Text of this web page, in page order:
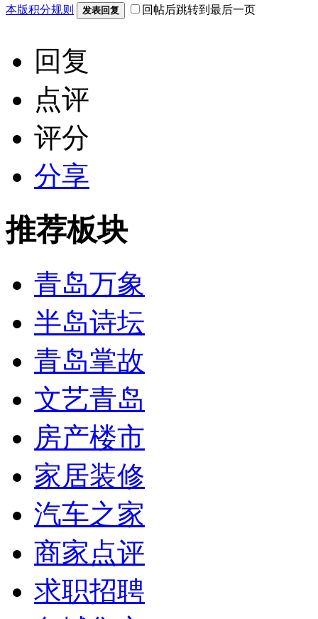
本版积分规则 发表回复 回帖后跳转到最后一页
回复
点评
评分
分享
推荐板块
青岛万象
半岛诗坛
青岛掌故
文艺青岛
房产楼市
家居装修
汽车之家
商家点评
求职招聘